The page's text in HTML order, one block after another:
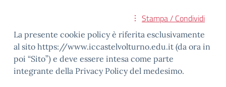
Stampa / Condividi
La presente cookie policy è riferita esclusivamente
al sito https://www.iccastelvolturno.edu.it (da ora in
poi “Sito”) e deve essere intesa come parte
integrante della Privacy Policy del medesimo.